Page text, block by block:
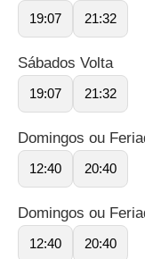
19:07 21:32
Sábados Volta
19:07 21:32
Domingos ou
12:40 20:40
Domingos ou
12:40 20:40